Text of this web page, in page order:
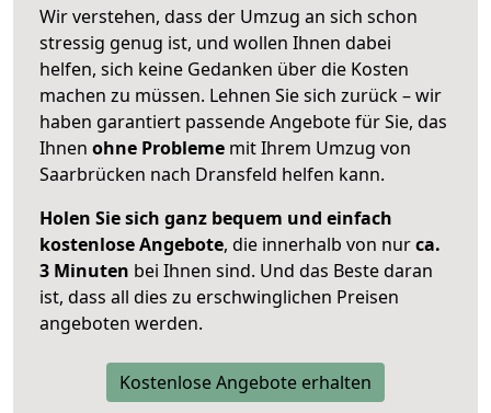
Wir verstehen, dass der Umzug an sich schon
stressig genug ist, und wollen Ihnen dabei
helfen, sich keine Gedanken über die Kosten
machen zu müssen. Lehnen Sie sich zurück – wir
haben garantiert passende Angebote für Sie, das
Ihnen ohne Probleme mit Ihrem Umzug von
Saarbrücken nach Dransfeld helfen kann.
Holen Sie sich ganz bequem und einfach
kostenlose Angebote, die innerhalb von nurca.
3 Minuten bei Ihnen sind. Und das Beste daran
ist, dass all dies zu erschwinglichen Preisen
angeboten werden.
Kostenlose Angebote erhalten